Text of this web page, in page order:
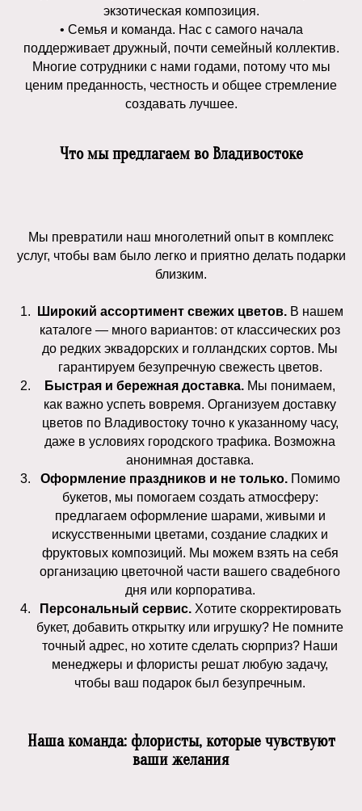
экзотическая композиция.
• Семья и команда. Нас с самого начала
поддерживает дружный, почти семейный коллектив.
Многие сотрудники с нами годами, потому что мы
ценим преданность, честность и общее стремление
создавать лучшее.
Что мы предлагаем во Владивостоке
Мы превратили наш многолетний опыт в комплекс
услуг, чтобы вам было легко и приятно делать подарки
близким.
Широкий ассортимент свежих цветов.В нашем
каталоге — много вариантов: от классических роз
до редких эквадорских и голландских сортов. Мы
гарантируем безупречную свежесть цветов.
Быстрая и бережная доставка. Мы понимаем,
как важно успеть вовремя. Организуем доставку
цветов по Владивостоку точно к указанному часу,
даже в условиях городского трафика. Возможна
анонимная доставка.
Оформление праздников и не только.Помимо
букетов, мы помогаем создать атмосферу:
предлагаем оформление шарами, живыми и
искусственными цветами, создание сладких и
фруктовых композиций. Мы можем взять на себя
организацию цветочной части вашего свадебного
дня или корпоратива.
Персональный сервис.Хотите скорректировать
букет, добавить открытку или игрушку? Не помните
точный адрес, но хотите сделать сюрприз? Наши
менеджеры и флористы решат любую задачу,
чтобы ваш подарок был безупречным.
Наша команда: флористы, которые чувствуют
ваши желания